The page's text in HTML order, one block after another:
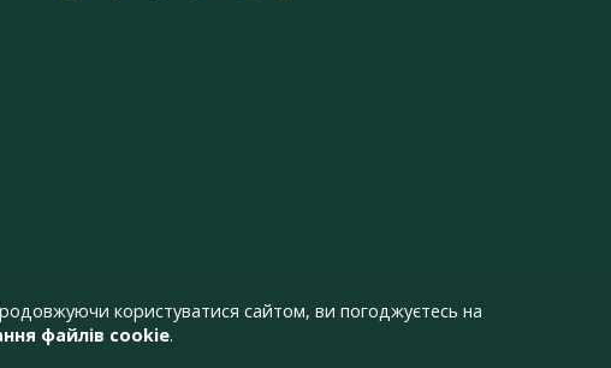
користуватися сайтом, ви погоджуєтесь на
файлів cookie.